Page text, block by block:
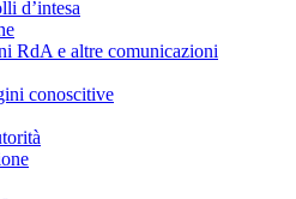
d’intesa
RdA e altre comunicazioni
conoscitive